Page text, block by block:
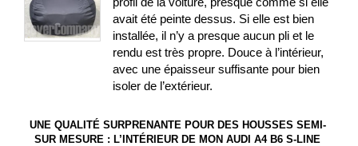
avait été peinte dessus. Si elle est bien
installée, il n’y a presque aucun pli et le
rendu est très propre. Douce à l’intérieur,
avec une épaisseur suffisante pour bien
isoler de l’extérieur.
UNE QUALITÉ SURPRENANTE POUR DES HOUSSES SEMI-
SUR MESURE : L’INTÉRIEUR DE MON AUDI A4 B6 S-LINE